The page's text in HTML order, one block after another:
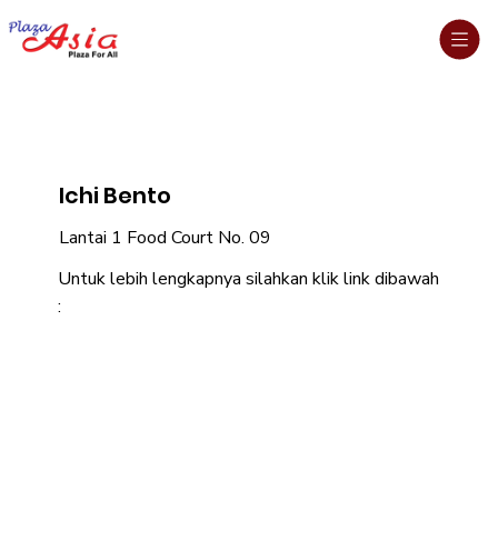
Ichi Bento
Lantai 1 Food Court No. 09
Untuk lebih lengkapnya silahkan klik link dibawah
: